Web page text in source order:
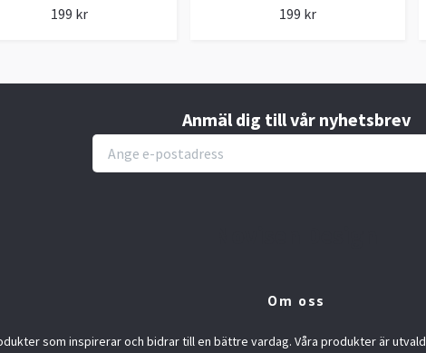
199 kr
199 kr
Anmäl dig till vår nyhetsbrev
Om oss
som inspirerar och bidrar till en bättre vardag. Våra produkter är